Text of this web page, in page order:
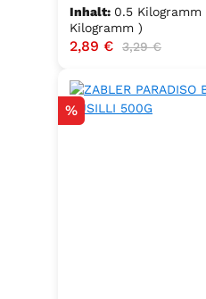
Inhalt: 0.5 Kilogramm
Kilogramm )
Verkaufspreis:
2,89 € Regulärer Preis:
3,29 €
Rabatt
%